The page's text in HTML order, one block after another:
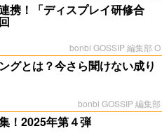
携！「ディスプレイ研修合
bonbi GOSSIP 編集部 O
グとは？今さら聞けない成り
bonbi GOSSIP 編集部
！2025年第４弾